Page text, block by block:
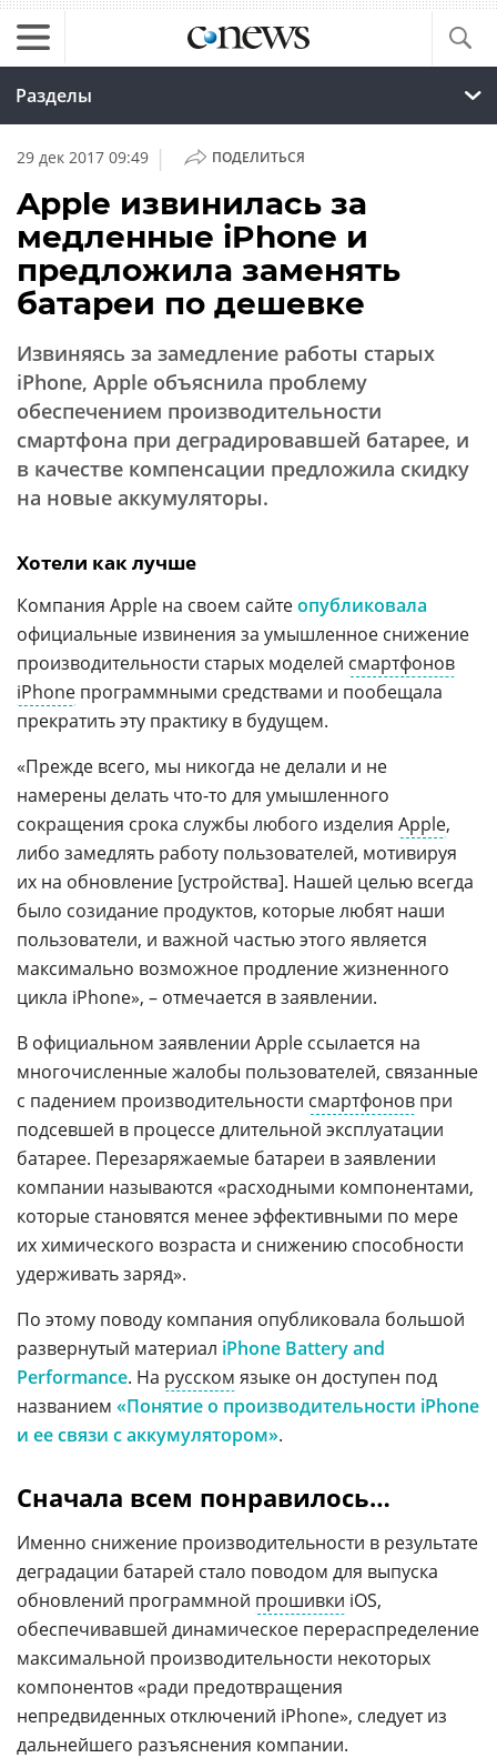
Разделы
29 дек 2017 09:49 | ПОДЕЛИТЬСЯ
Apple извинилась за
медленные iPhone и
предложила заменять
батареи по дешевке
Извиняясь за замедление работы старых
iPhone, Apple объяснила проблему
обеспечением производительности
смартфона при деградировавшей батарее, и
в качестве компенсации предложила скидку
на новые аккумуляторы.
Хотели как лучше
Компания Apple на своем сайтеопубликовала
официальные извинения за умышленное снижение
производительности старых моделей смартфонов
iPhone программными средствами и пообещала
прекратить эту практику в будущем.
«Прежде всего, мы никогда не делали и не
намерены делать что-то для умышленного
сокращения срока службы любого изделия Apple,
либо замедлять работу пользователей, мотивируя
их на обновление [устройства]. Нашей целью всегда
было созидание продуктов, которые любят наши
пользователи, и важной частью этого является
максимально возможное продление жизненного
цикла iPhone», – отмечается в заявлении.
В официальном заявлении Apple ссылается на
многочисленные жалобы пользователей, связанные
с падением производительности смартфонов при
подсевшей в процессе длительной эксплуатации
батарее. Перезаряжаемые батареи в заявлении
компании называются «расходными компонентами,
которые становятся менее эффективными по мере
их химического возраста и снижению способности
удерживать заряд».
По этому поводу компания опубликовала большой
развернутый материал iPhone Battery and
Performance. На русском языке он доступен под
названием «Понятие о производительности iPhone
и ее связи с аккумулятором».
Сначала всем понравилось…
Именно снижение производительности в результате
деградации батарей стало поводом для выпуска
обновлений программной прошивки iOS,
обеспечивавшей динамическое перераспределение
максимальной производительности некоторых
компонентов «ради предотвращения
непредвиденных отключений iPhone», следует из
дальнейшего разъяснения компании.